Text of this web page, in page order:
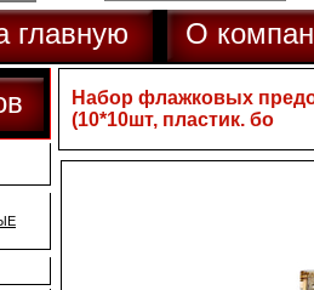
главную О
Набор флажковых
(10*10шт, пластик. бо